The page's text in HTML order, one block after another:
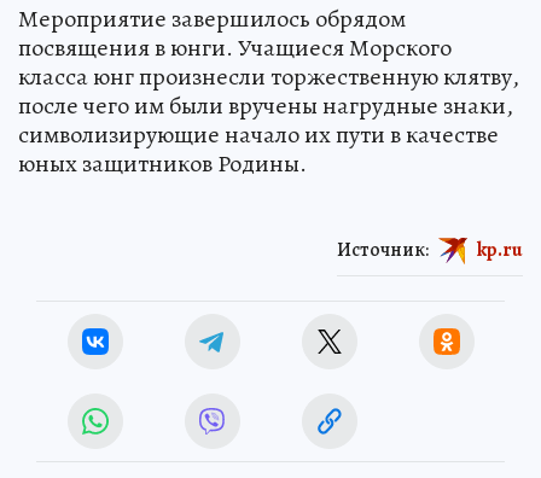
Мероприятие завершилось обрядом
посвящения в юнги. Учащиеся Морского
класса юнг произнесли торжественную клятву,
после чего им были вручены нагрудные знаки,
символизирующие начало их пути в качестве
юных защитников Родины.
Источник: kp.ru